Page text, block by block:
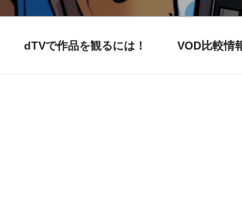
dTVで作品を観るには！ VOD比較情